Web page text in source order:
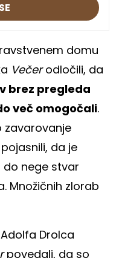
domu
Večerodločili, da
brez pregleda
več omogočali.
zavarovanje
pojasnili, da je
nege stvar
Množičnih zlorab
Drolca
povedali, da so